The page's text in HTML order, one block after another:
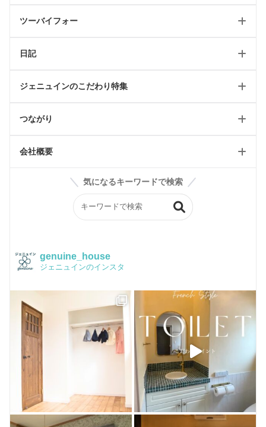
最新のページ
店舗
テイスト別施工例
イベント情報
2024省エネキャンペーン
ツーバイフォー
ツーバイフォートップ
リフォーム可能一覧
ツーバイフォールール
輸入住宅リフォーム
日記
工事日記/新築
工事日記/リフォーム
工事日記/店舗
スタッフブログ
ジェニュインのこだわり特集
WEBオープンハウス
ジェニュインのこだわり記事
ジェニュインの素材紹介
ジェニュイン工事部
つながり
雑貨屋petit jenny
Instagram
houzz
お客様のお店
会社概要
おうちづくり
気になるキーワードで検索
genuine_house
ジェニュインのインスタ